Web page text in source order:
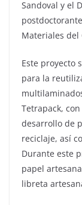
Sandoval y el
Materiales del
Este proyecto
para la
Tetrapack,
desarrollo de
reciclaje, así
Durante este
papel
libreta